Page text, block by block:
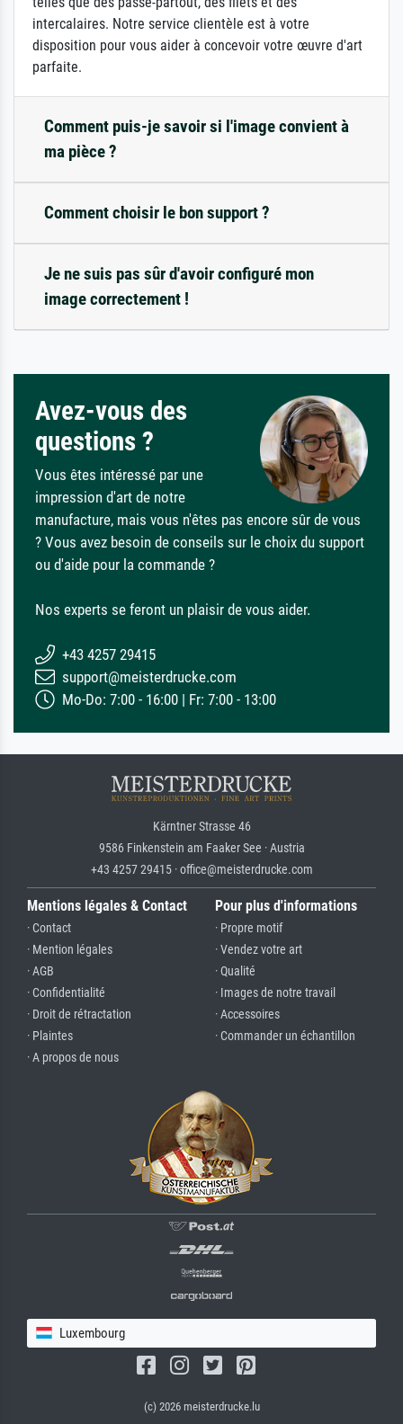
intercalaires. Notre service clientèle est à votre
disposition pour vous aider à concevoir votre œuvre d'art
parfaite.
Comment puis-je savoir si l'image convient à
ma pièce ?
Comment choisir le bon support ?
Je ne suis pas sûr d'avoir configuré mon
image correctement !
Avez-vous des
questions ?
Vous êtes intéressé par une
impression d'art de notre
manufacture, mais vous n'êtes pas encore sûr de vous
? Vous avez besoin de conseils sur le choix du support
ou d'aide pour la commande ?
Nos experts se feront un plaisir de vous aider.
+43 4257 29415
support@meisterdrucke.com
Mo-Do: 7:00 - 16:00 | Fr: 7:00 - 13:00
Kärntner Strasse 46
9586 Finkenstein am Faaker See · Austria
+43 4257 29415 · office@meisterdrucke.com
Mentions légales & Contact
· Contact
· Mention légales
· AGB
· Confidentialité
· Droit de rétractation
· Plaintes
· A propos de nous
Pour plus d'informations
· Propre motif
· Vendez votre art
· Qualité
· Images de notre travail
· Accessoires
· Commander un échantillon
Luxembourg
(c) 2026 meisterdrucke.lu